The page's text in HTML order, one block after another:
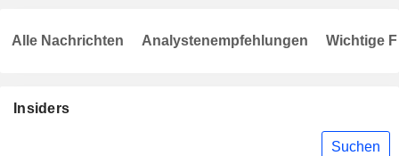
Insiders
Suchen
Alle Nachrichten Analystenempfehlungen Wichtige